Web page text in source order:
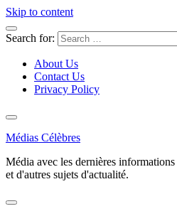
Skip to content
Search for:
About Us
Contact Us
Privacy Policy
Médias Célèbres
Média avec les dernières
et d'autres sujets d'actualité.